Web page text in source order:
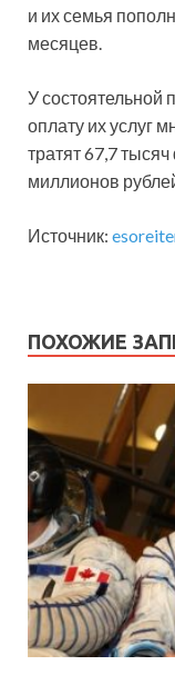
и их семья
месяцев.
У состоятельной
оплату их услуг
тратят 67,7
миллионов
Источник:
ПОХОЖИЕ